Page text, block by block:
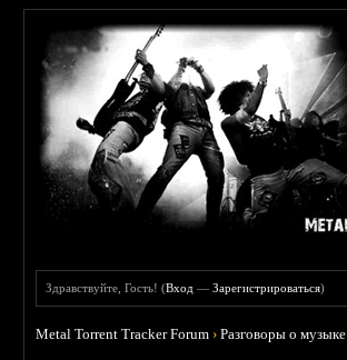
Здравствуйте, Гость! (Вход —Зарегистрироваться)
Metal Torrent Tracker Forum ›Разговоры о музыке